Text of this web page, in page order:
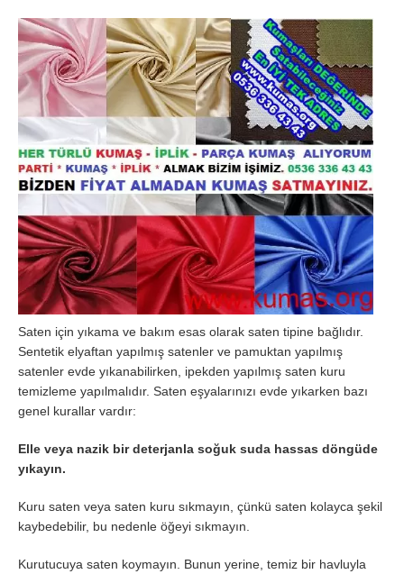
Saten için yıkama ve bakım esas olarak saten tipine bağlıdır.
Sentetik elyaftan yapılmış satenler ve pamuktan yapılmış
satenler evde yıkanabilirken, ipekden yapılmış saten kuru
temizleme yapılmalıdır. Saten eşyalarınızı evde yıkarken bazı
genel kurallar vardır:
Elle veya nazik bir deterjanla soğuk suda hassas döngüde
yıkayın.
Kuru saten veya saten kuru sıkmayın, çünkü saten kolayca şekil
kaybedebilir, bu nedenle öğeyi sıkmayın.
Kurutucuya saten koymayın. Bunun yerine, temiz bir havluyla